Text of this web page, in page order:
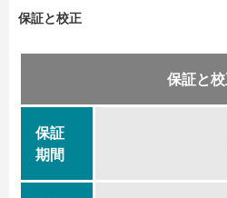
保証と校正
保証と
保証
期間